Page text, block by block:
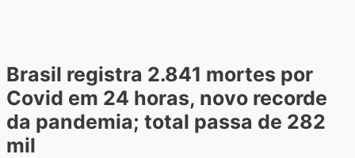
Brasil registra 2.841 mortes por
Covid em 24 horas, novo recorde
da pandemia; total passa de 282
mil